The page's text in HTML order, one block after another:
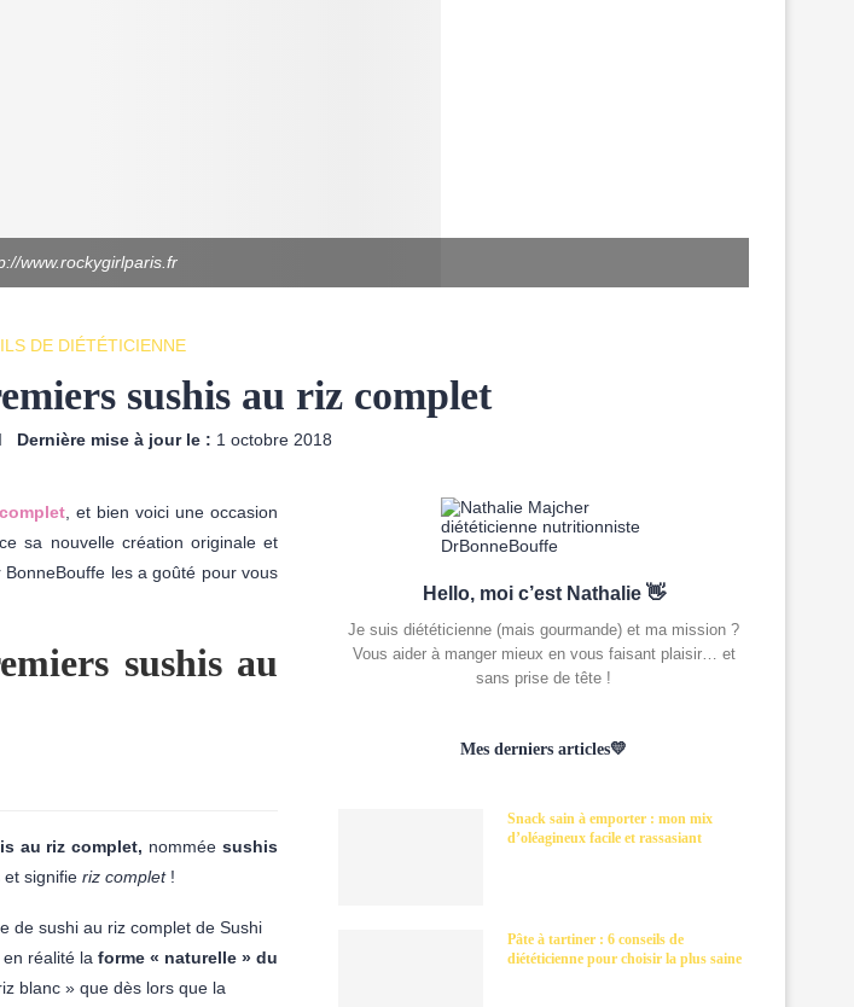
www.rockygirlparis.fr
DE DIÉTÉTICIENNE
sushis au riz complet
Dernière mise à jour le : 1 octobre 2018
, et bien voici une occasion
sa nouvelle création originale et
BonneBouffe les a goûté pour vous
sushis au
au riz complet, nommée sushis
signifie riz complet!
de sushi au riz complet de Sushi
réalité la forme « naturelle » du
blanc » que dès lors que la
Hello, moi c’est Nathalie 👋
Je suis diététicienne (mais gourmande) et ma mission ?
Vous aider à manger mieux en vous faisant plaisir… et
sans prise de tête !
Mes derniers articles💛
Snack sain à emporter : mon mix
d’oléagineux facile et rassasiant
Pâte à tartiner : 6 conseils de
diététicienne pour choisir la plus saine